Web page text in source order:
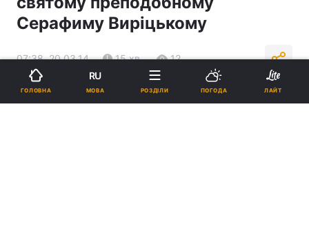
Серафиму Виріцькому
07:38, 20.03.14 15 хв. 12
Підпишіться на нас в Google
ГОЛОВНА
RU
МОВА РОЗДІЛИ ПОГОДА ЛАЙТ